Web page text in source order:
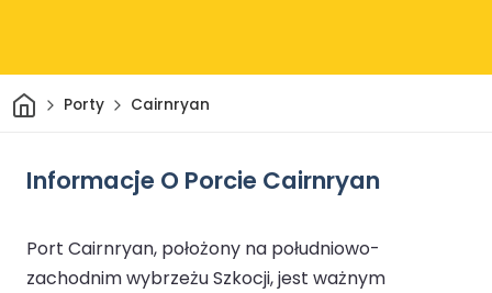
DomPorty Cairnryan
Informacje O Porcie Cairnryan
Port Cairnryan, położony na południowo-
zachodnim wybrzeżu Szkocji, jest ważnym